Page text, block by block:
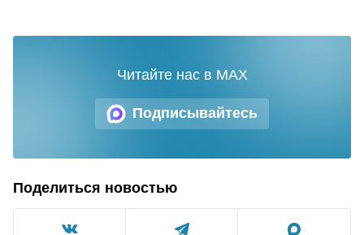
Подписывайтесь
Читайте нас в MAX
Поделиться новостью